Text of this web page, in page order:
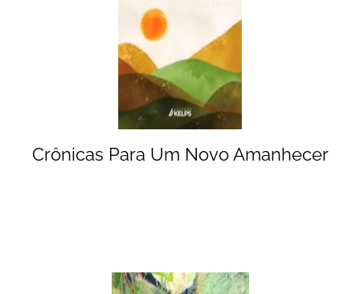
Crônicas Para Um Novo Amanhecer